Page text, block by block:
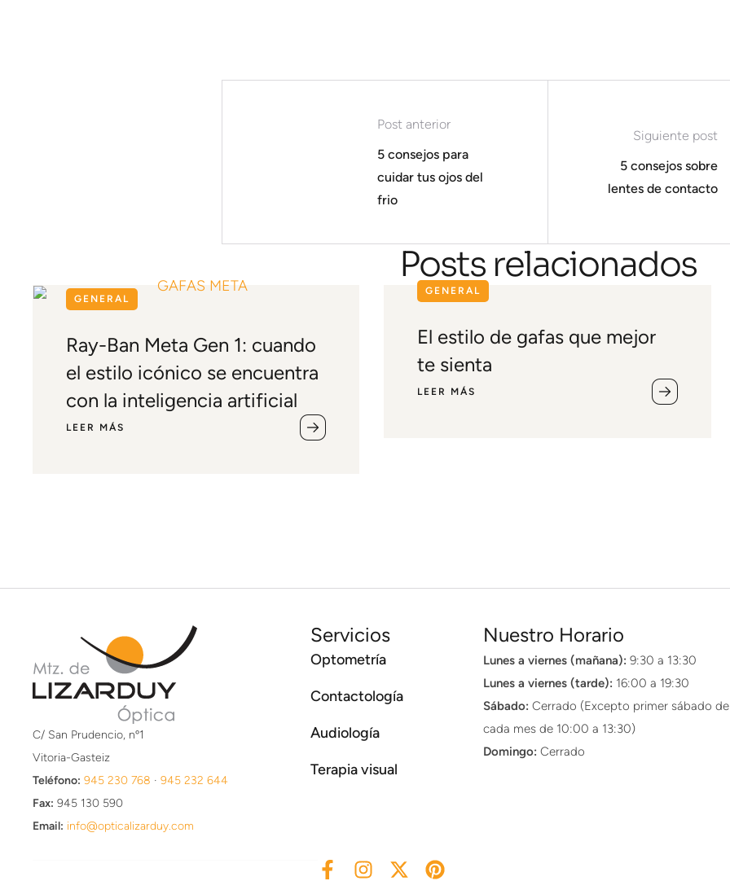
Post anterior
5 consejos para
cuidar tus ojos del
frio
Siguiente post
5 consejos sobre
lentes de contacto
Posts relacionados
GENERAL
Ray-Ban Meta Gen 1: cuando
el estilo icónico se encuentra
con la inteligencia artificial
LEER MÁS
GENERAL
El estilo de gafas que mejor
te sienta
LEER MÁS
C/ San Prudencio, nº1
Vitoria-Gasteiz
Teléfono: 945 230 768 · 945 232 644
Fax: 945 130 590
Email: info@opticalizarduy.com
Servicios
Optometría
Contactología
Audiología
Terapia visual
Nuestro Horario
Lunes a viernes (mañana): 9:30 a 13:30
Lunes a viernes (tarde): 16:00 a 19:30
Sábado: Cerrado (Excepto primer sábado de
cada mes de 10:00 a 13:30)
Domingo: Cerrado